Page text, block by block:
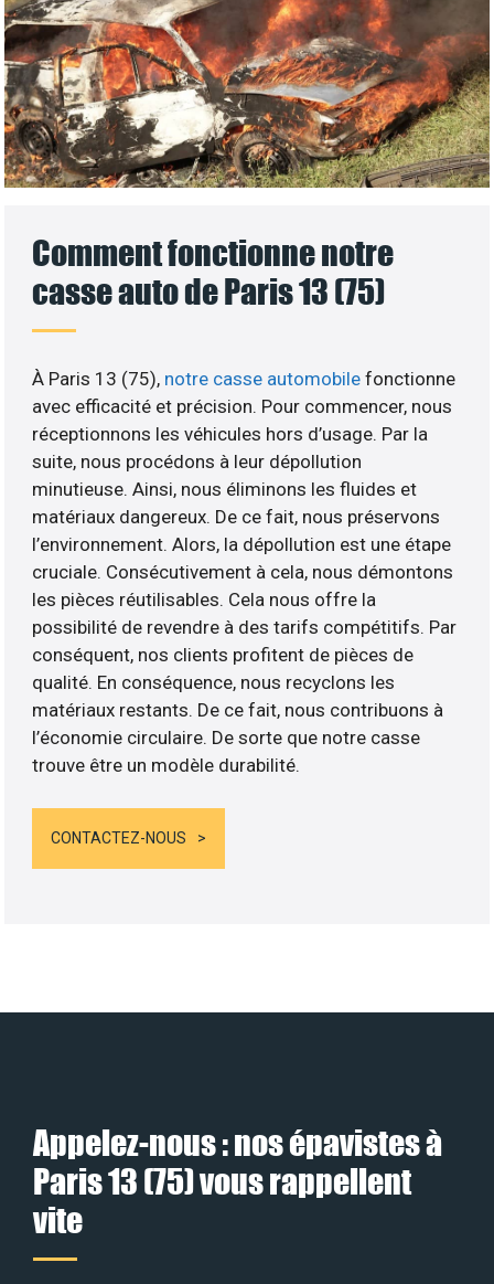
Comment fonctionne notre
casse auto de Paris 13 (75)
À Paris 13 (75), notre casse automobilefonctionne
avec efficacité et précision. Pour commencer, nous
réceptionnons les véhicules hors d’usage. Par la
suite, nous procédons à leur dépollution
minutieuse. Ainsi, nous éliminons les fluides et
matériaux dangereux. De ce fait, nous préservons
l’environnement. Alors, la dépollution est une étape
cruciale. Consécutivement à cela, nous démontons
les pièces réutilisables. Cela nous offre la
possibilité de revendre à des tarifs compétitifs. Par
conséquent, nos clients profitent de pièces de
qualité. En conséquence, nous recyclons les
matériaux restants. De ce fait, nous contribuons à
l’économie circulaire. De sorte que notre casse
trouve être un modèle durabilité.
CONTACTEZ-NOUS
Appelez-nous : nos épavistes à
Paris 13 (75) vous rappellent
vite